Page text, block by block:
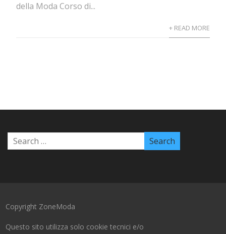
della Moda Corso di...
+ READ MORE
Copyright ZoneModa
Questo sito utilizza solo cookie tecnici e/o